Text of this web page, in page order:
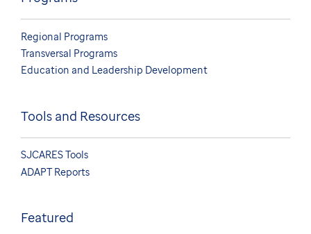
Regional Programs
Transversal Programs
Education and Leadership Development
Tools and Resources
SJCARES Tools
ADAPT Reports
Featured